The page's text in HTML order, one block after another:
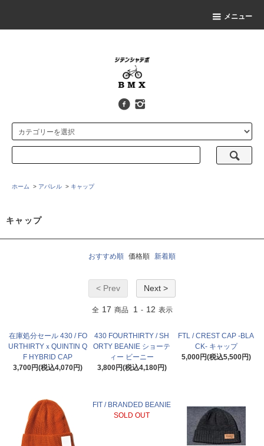
メニュー
ホーム > アパレル > キャップ
キャップ
おすすめ順 価格順 新着順
< Prev Next >
全 17 商品 1 - 12 表示
在庫処分セール 430 / FO
URTHIRTYｘQUINTIN Q
F HYBRID CAP
3,700円(税込4,070円)
430 FOURTHIRTY / SH
ORTY BEANIE ショーテ
ィー ビーニー
3,800円(税込4,180円)
FTL / CREST CAP -BLA
CK- キャップ
5,000円(税込5,500円)
FIT / BRANDED BEANIE
SOLD OUT